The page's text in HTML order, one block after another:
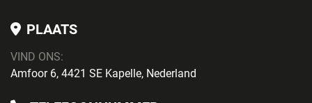
PLAATS
VIND ONS:
Amfoor 6, 4421 SE Kapelle, Nederland